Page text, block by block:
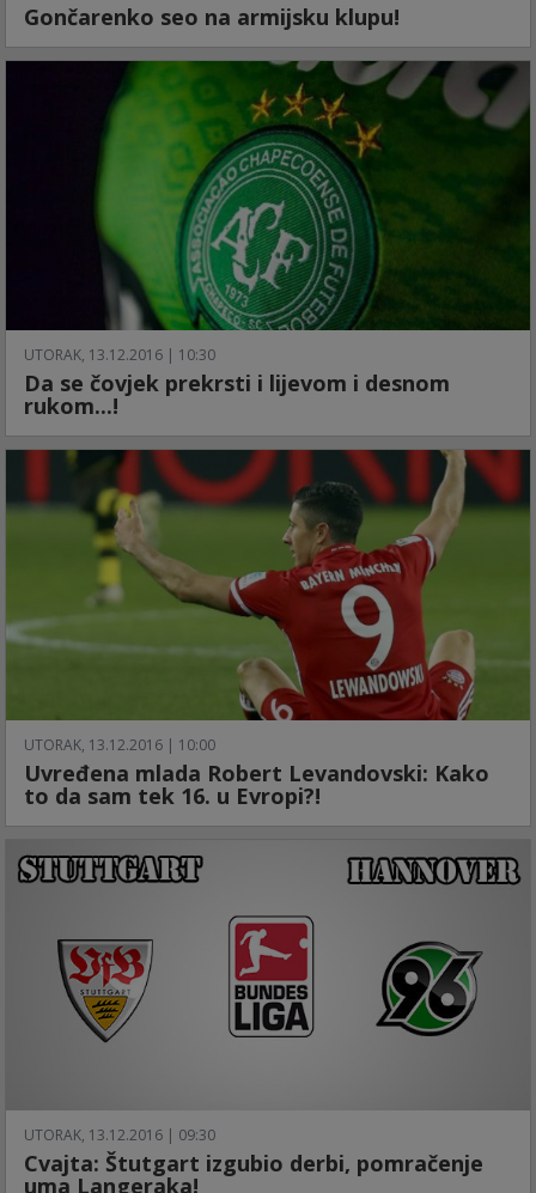
Gončarenko seo na armijsku klupu!
UTORAK, 13.12.2016 | 10:30
Da se čovjek prekrsti i lijevom i desnom
rukom...!
UTORAK, 13.12.2016 | 10:00
Uvređena mlada Robert Levandovski: Kako
to da sam tek 16. u Evropi?!
UTORAK, 13.12.2016 | 09:30
Cvajta: Štutgart izgubio derbi, pomračenje
uma Langeraka!